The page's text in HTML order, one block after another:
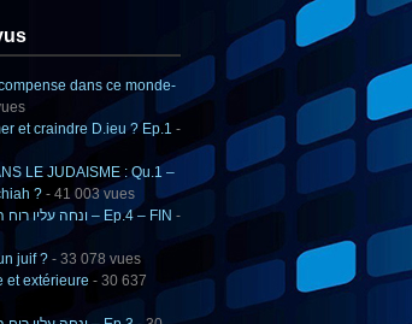
dans ce monde-
et craindre D.ieu ? Ep.1 -
LE JUDAISME : Qu.1 –
? - 41 003 vues
MAAMAR : ‘ונחה עליו רוח הוי – Ep.4 – FIN -
juif ? - 33 078 vues
et extérieure - 30 637